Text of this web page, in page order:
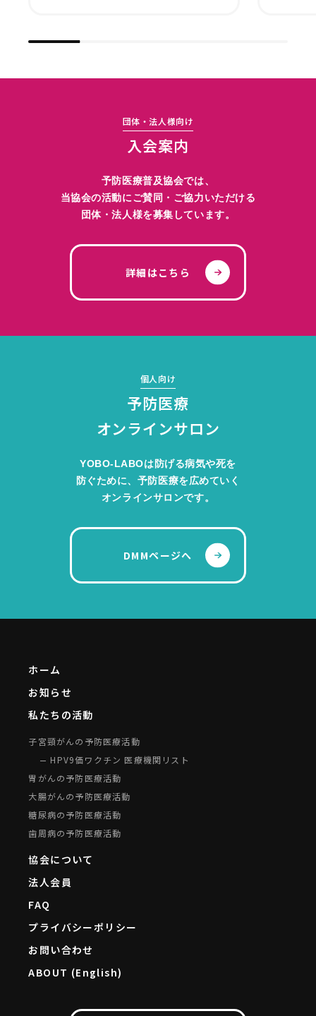
入会案内
団体・法人様向け
予防医療普及協会では、
当協会の活動にご賛同・ご協力いただける
団体・法人様を募集しています。
詳細はこちら
予防医療
オンラインサロン
個人向け
YOBO-LABOは防げる病気や死を
防ぐために、予防医療を広めていく
オンラインサロンです。
DMMページへ
ホーム
お知らせ
私たちの活動
子宮頸がんの予防医療活動
HPV9価ワクチン 医療機関リスト
胃がんの予防医療活動
大腸がんの予防医療活動
糖尿病の予防医療活動
歯周病の予防医療活動
協会について
法人会員
FAQ
プライバシーポリシー
お問い合わせ
ABOUT (English)